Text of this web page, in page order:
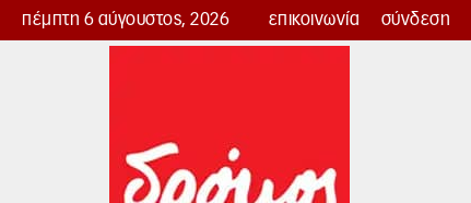
πέμπτη 6 αύγουστος, 2026 επικοινωνία σύνδεση
Δρόμος